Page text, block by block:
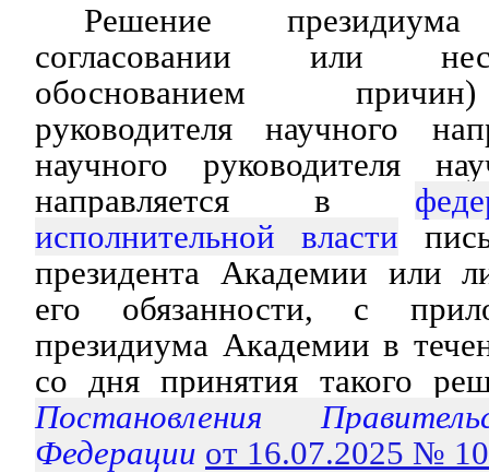
Решение
согласовании или
обоснованием
руководителя научного
научного руководителя
направляется в
исполнительной власти
президента Академии или
его обязанности, с
президиума Академии в
со дня принятия такого
Постановления
Федерации от 16.07.2025 №